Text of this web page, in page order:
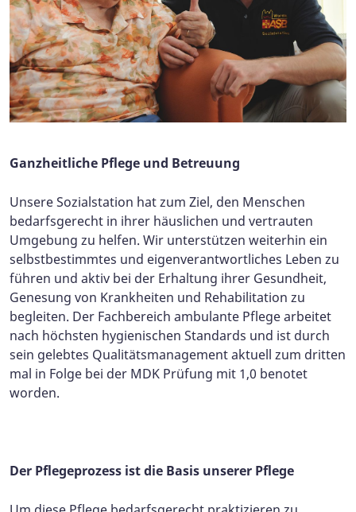
Ganzheitliche Pflege und Betreuung
Unsere Sozialstation hat zum Ziel, den Menschen
bedarfsgerecht in ihrer häuslichen und vertrauten
Umgebung zu helfen. Wir unterstützen weiterhin ein
selbstbestimmtes und eigenverantwortliches Leben zu
führen und aktiv bei der Erhaltung ihrer Gesundheit,
Genesung von Krankheiten und Rehabilitation zu
begleiten. Der Fachbereich ambulante Pflege arbeitet
nach höchsten hygienischen Standards und ist durch
sein gelebtes Qualitätsmanagement aktuell zum dritten
mal in Folge bei der MDK Prüfung mit 1,0 benotet
worden.
Der Pflegeprozess ist die Basis unserer Pflege